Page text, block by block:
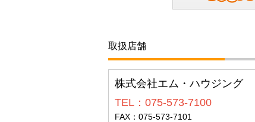
取扱店舗
株式会社エム・ハウジング
TEL：075-573-7100
FAX：075-573-7101